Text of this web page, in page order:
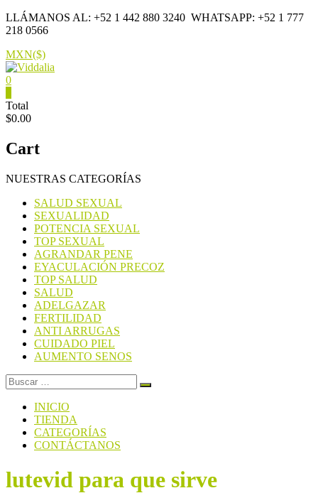
Saltar
contenido
LLÁMANOS AL: +52 1 442 880 3240 WHATSAPP: +52 1 777
218 0566
MXN($)
Suplementos
México
0
Total
$0.00
Cart
NUESTRAS CATEGORÍAS
SALUD SEXUAL
SEXUALIDAD
POTENCIA SEXUAL
TOP SEXUAL
AGRANDAR PENE
EYACULACIÓN PRECOZ
TOP SALUD
SALUD
ADELGAZAR
FERTILIDAD
ANTI ARRUGAS
CUIDADO PIEL
AUMENTO SENOS
INICIO
TIENDA
CATEGORÍAS
CONTÁCTANOS
lutevid para que sirve